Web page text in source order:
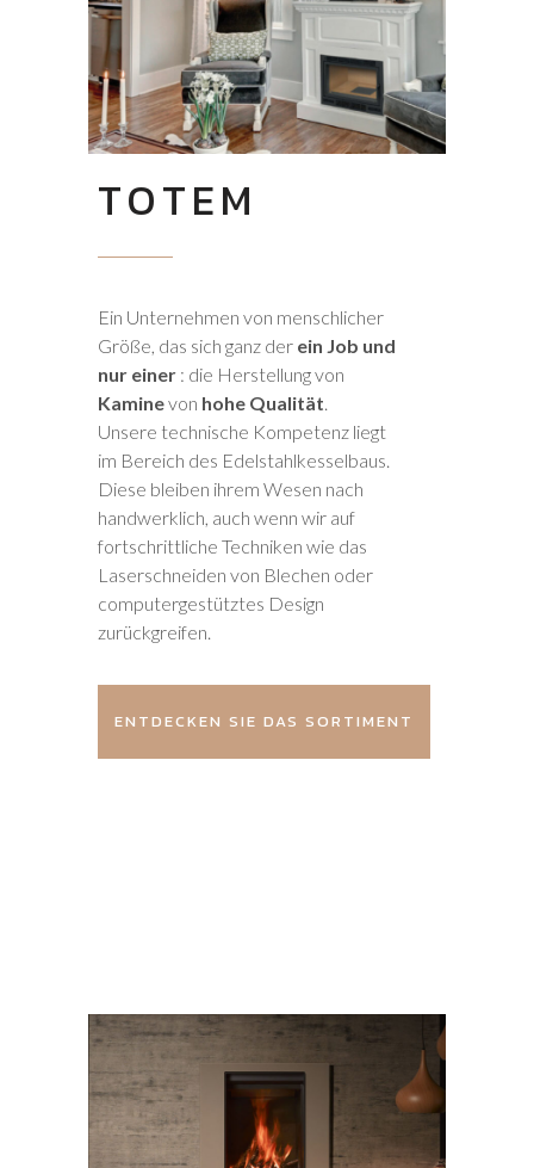
TOTEM
Ein Unternehmen von menschlicher
Größe, das sich ganz der ein Job und
nur einer : die Herstellung von
Kaminevon hohe Qualität.
Unsere technische Kompetenz liegt
im Bereich des Edelstahlkesselbaus.
Diese bleiben ihrem Wesen nach
handwerklich, auch wenn wir auf
fortschrittliche Techniken wie das
Laserschneiden von Blechen oder
computergestütztes Design
zurückgreifen.
ENTDECKEN SIE DAS SORTIMENT